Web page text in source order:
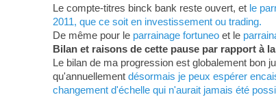
Le compte-titres binck bank reste ouvert, et le
2011, que ce soit en investissement ou trading.
De même pour le parrainage fortuneoet le
Bilan et raisons de cette pause par rapport à
Le bilan de ma progression est globalement bon
qu'annuellement désormais je peux espérer
changement d'échelle qui n'aurait jamais été